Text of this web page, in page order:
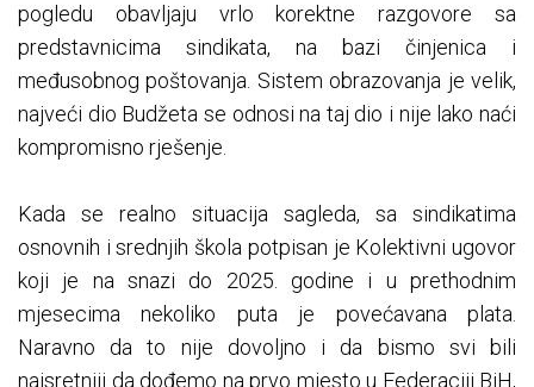
pogledu obavljaju vrlo korektne razgovore sa
predstavnicima sindikata, na bazi činjenica i
međusobnog poštovanja. Sistem obrazovanja je velik,
najveći dio Budžeta se odnosi na taj dio i nije lako naći
kompromisno rješenje.
Kada se realno situacija sagleda, sa sindikatima
osnovnih i srednjih škola potpisan je Kolektivni ugovor
koji je na snazi do 2025. godine i u prethodnim
mjesecima nekoliko puta je povećavana plata.
Naravno da to nije dovoljno i da bismo svi bili
najsretniji da dođemo na prvo mjesto u Federaciji BiH,